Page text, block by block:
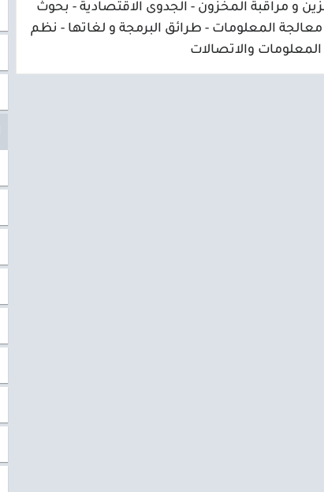
و مراقبة المخزون - الجدوى الاقتصادية - بحوث
المعلومات - طرائق البرمجة و لغاتها - نظم
والاتصالات